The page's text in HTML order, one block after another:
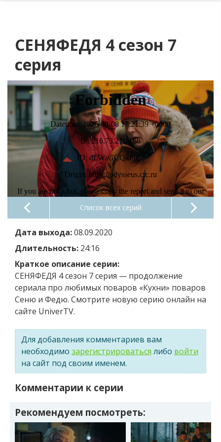
СЕНЯФЕДЯ 4 сезон 7
серия
Список всех серий
Дата выхода:08.09.2020
Длительность: 24:16
Краткое описание серии:
СЕНЯФЕДЯ 4 сезон 7 серия — продолжение
сериала про любимых поваров «Кухни» поваров
Сеню и Федю. Смотрите новую серию онлайн на
сайте UniverTV.
Для добавления комментариев вам
необходимо зарегистрироваться либо войти
на сайт под своим именем.
Комментарии к серии
Рекомендуем посмотреть: